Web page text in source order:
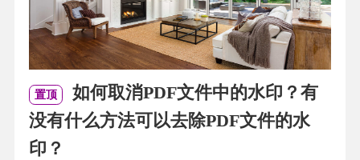
置顶
如何取消PDF文件中的水印？有
没有什么方法可以去除PDF文件的水
印？